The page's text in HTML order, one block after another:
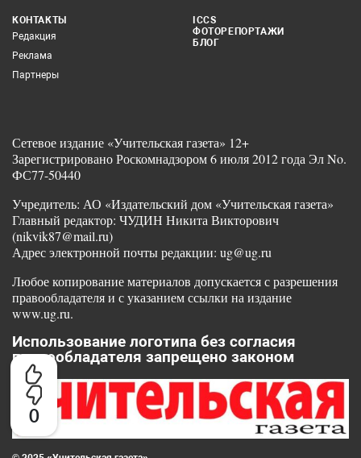
0
КОНТАКТЫ
Редакция
Реклама
Партнеры
ICCS
ФОТОРЕПОРТАЖИ
БЛОГ
Сетевое издание «Учительская газета» 12+
Зарегистрировано Роскомнадзором 6 июля 2012 года Эл No.
ФС77-50440
Учредитель: АО «Издательский дом «Учительская газета»
Главный редактор: ЧУДИН Никита Викторович
(nikvik87@mail.ru)
Адрес электронной почты редакции: ug@ug.ru
Любое копирование материалов допускается с разрешения
правообладателя и с указанием ссылки на издание
www.ug.ru.
Использование логотипа без согласия
правообладателя запрещено законом